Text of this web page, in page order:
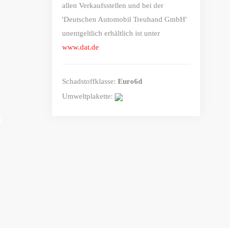
allen Verkaufsstellen und bei der
'Deutschen Automobil Treuhand GmbH'
unentgeltlich erhältlich ist unter
www.dat.de
Schadstoffklasse: Euro6d
Umweltplakette: